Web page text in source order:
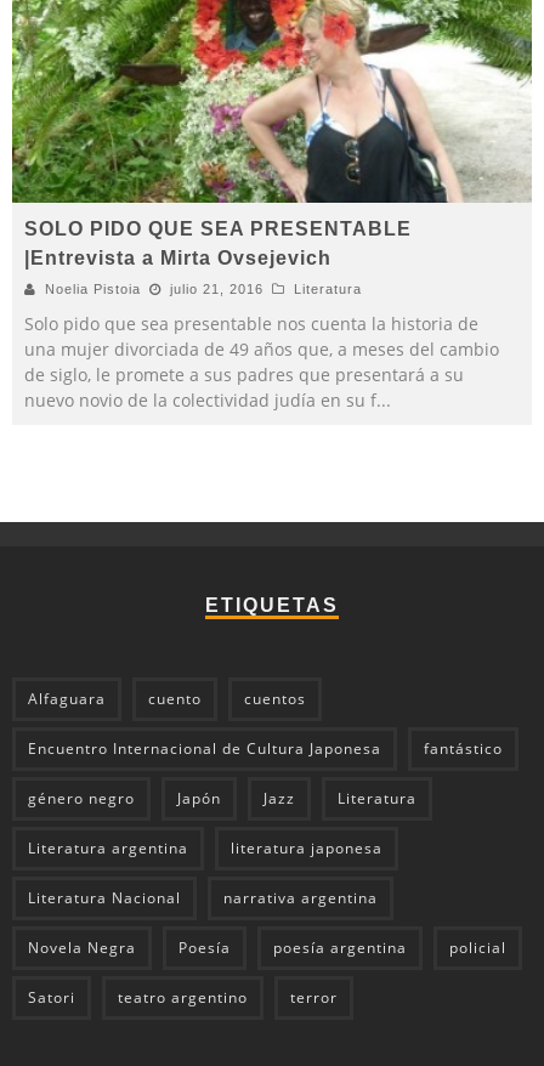
SOLO PIDO QUE SEA PRESENTABLE
|Entrevista a Mirta Ovsejevich
Noelia Pistoia julio 21, 2016 Literatura
Solo pido que sea presentable nos cuenta la historia de
una mujer divorciada de 49 años que, a meses del cambio
de siglo, le promete a sus padres que presentará a su
nuevo novio de la colectividad judía en su f...
ETIQUETAS
Alfaguara cuento cuentos
Encuentro Internacional de Cultura Japonesa fantástico
género negro Japón Jazz Literatura
Literatura argentina literatura japonesa
Literatura Nacional narrativa argentina
Novela Negra Poesía poesía argentina policial
Satori teatro argentino terror